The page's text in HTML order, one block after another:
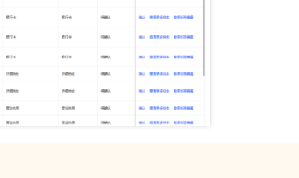
xlsx/txt格式。
敏感字段，请在表格新增一行内容，带*列为必填内容，对